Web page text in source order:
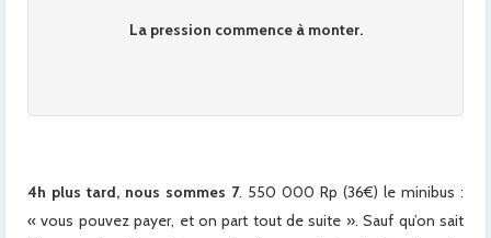
La pression commence à monter.
4h plus tard, nous sommes 7. 550 000 Rp (36€) le minibus :
« vous pouvez payer, et on part tout de suite ». Sauf qu’on sait